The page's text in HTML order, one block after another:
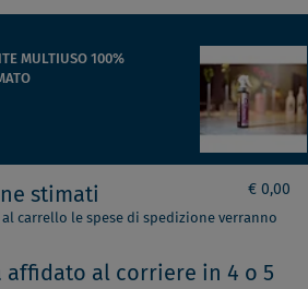
MULTIUSO 100%
stimati € 0,00
carrello le spese di spedizione verranno
affidato al corriere in 4 o 5